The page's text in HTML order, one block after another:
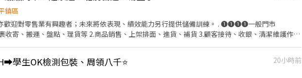
1樓 ⭐ 平鎮廣德－智取店｜廣德街238巷24號1樓 ⭐ 平鎮龍南－智取店｜龍南路150之1號1樓 ⭐ 平
樓 ⭐ 平鎮延平－智取店｜延平路二段26號1樓 ⭐ 平鎮新富－智取店｜新富二街50號1樓 🔹 桃園區
樓 🏪 桃園宏昌店｜宏昌五街26號1樓 🏪 桃園民有店｜民有三街425號1樓 🏪 桃園中埔店｜中埔一
強一街420號1樓 ⭐ 桃園守法－智取店｜守法路21號1樓 ⭐ 桃園民安－智取店｜民安路124號1樓 ⭐
段400號1樓 ⭐ 桃園龍城－智取店｜龍城二街56號1樓 ⭐ 桃園朝陽－智取店｜朝陽街3號1樓 ⭐ 桃園
號1樓 ⭐ 桃園寶慶－智取店｜寶慶路296號1樓 ⭐ 桃園春日－智取店｜春日路1171號1樓 ⭐ 桃園祥
⭐ 桃園自強－智取店｜自強路6號1樓 ⭐ 桃園安東－智取店｜安東街13號1樓 ⭐ 桃園正康－智取店
鎮區
歡迎對零售業有興趣者；未來將依表現、績效能力另行提供儲備訓練。 . ❶❶❶❶一般門市
、搬運、盤點、理貨等 2.商品銷售、上架排面、進貨、補貨 3.顧客接待、收銀、清潔維護作業
平日排班4~6小時，假日6~8小時 C. 一周須至少2天配合16:15起班 ––––––––––––––––––––––––
. ❷❷❷❷智取門市❷❷❷❷ 🦐工作內容：⚠️需有機車⚠️ 1. 包
學生OK檢測包裝、周領八千⭐
20小時前